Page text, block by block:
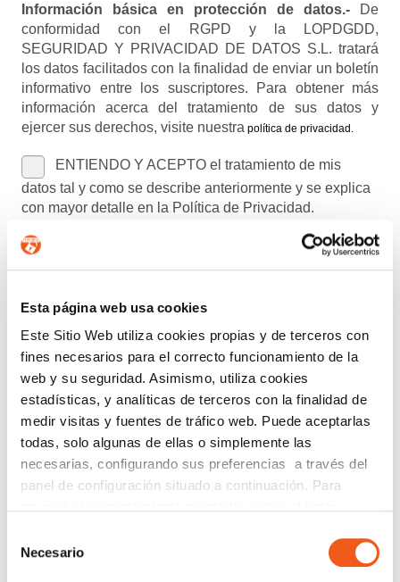
Esta página web usa cookies
Este Sitio Web utiliza cookies propias y de terceros con
fines necesarios para el correcto funcionamiento de la
web y su seguridad. Asimismo, utiliza cookies
estadísticas, y analíticas de terceros con la finalidad de
medir visitas y fuentes de tráfico web. Puede aceptarlas
todas, solo algunas de ellas o simplemente las
necesarias, configurando sus preferencias a través del
panel de configuración situado a continuación. Para
consultar nuestra política de cookies
política de cookies
Necesario
Información básica en protección de datos.- De
conformidad con el RGPD y la LOPDGDD,
SEGURIDAD Y PRIVACIDAD DE DATOS S.L. tratará
los datos facilitados con la finalidad de enviar un boletín
informativo entre los suscriptores. Para obtener más
información acerca del tratamiento de sus datos y
ejercer sus derechos, visite nuestra política de privacidad
ENTIENDO Y ACEPTO el tratamiento de mis
datos tal y como se describe anteriormente y se explica
con mayor detalle en la Política de Privacidad.
AUTORIZO el envío de comunicaciones
comerciales.
Enviar
Buscar:
CATEGORÍAS
ACUERDOS Y COLABORACIONES
COMPLIANCE